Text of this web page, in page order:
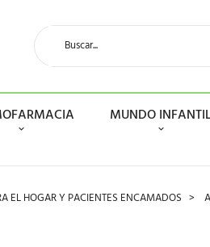
MUNDO
EL HOGAR Y PACIENTES ENCAMADOS